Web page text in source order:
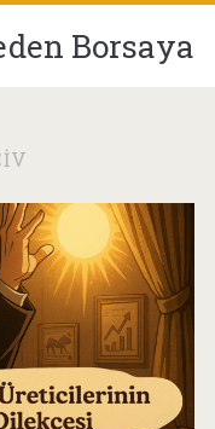
Borsaya